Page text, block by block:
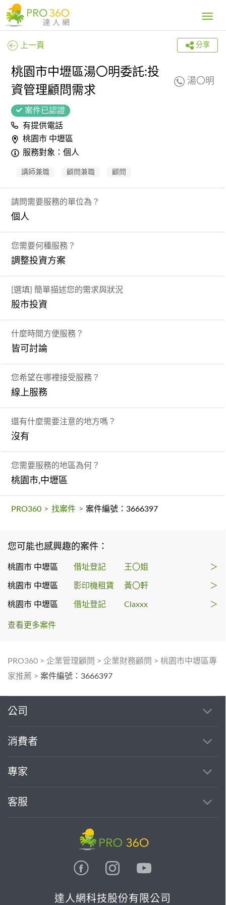
Toggle
上一頁 分享
桃園市中壢區湯〇明委託:投
資管理顧問需求
湯〇明
案件已認證
有提供電話
桃園市 中壢區
服務對象：個人
講師兼職 顧問兼職 顧問
請問需要服務的單位為？
個人
您需要何種服務？
調整投資方案
[選填] 簡單描述您的需求與狀況
股市投資
什麼時間方便服務？
皆可討論
您希望在哪裡接受服務？
線上服務
還有什麼需要注意的地方嗎？
沒有
您需要服務的地區為何？
桃園市,中壢區
PRO360 > 找案件 > 案件編號：3666397
您可能也感興趣的案件：
桃園市 中壢區 借址登記 王〇姐 ＞
桃園市 中壢區 影印機租賃 黃〇軒 ＞
桃園市 中壢區 借址登記 Claxxx ＞
查看更多案件
PRO360 > 企業管理顧問 > 企業財務顧問 > 桃園市中壢區專
家推薦 > 案件編號：3666397
公司
消費者
專家
客服
達人網科技股份有限公司